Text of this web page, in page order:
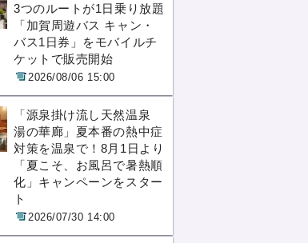
3つのルートが1日乗り放題
「加賀周遊バス キャン・
バス1日券」をモバイルチ
ケットで販売開始
2026/08/06 15:00
「源泉掛け流し天然温泉
湯の華廊」夏本番の熱中症
対策を温泉で！8月1日より
「夏こそ、お風呂で暑熱順
化」キャンペーンをスター
ト
2026/07/30 14:00